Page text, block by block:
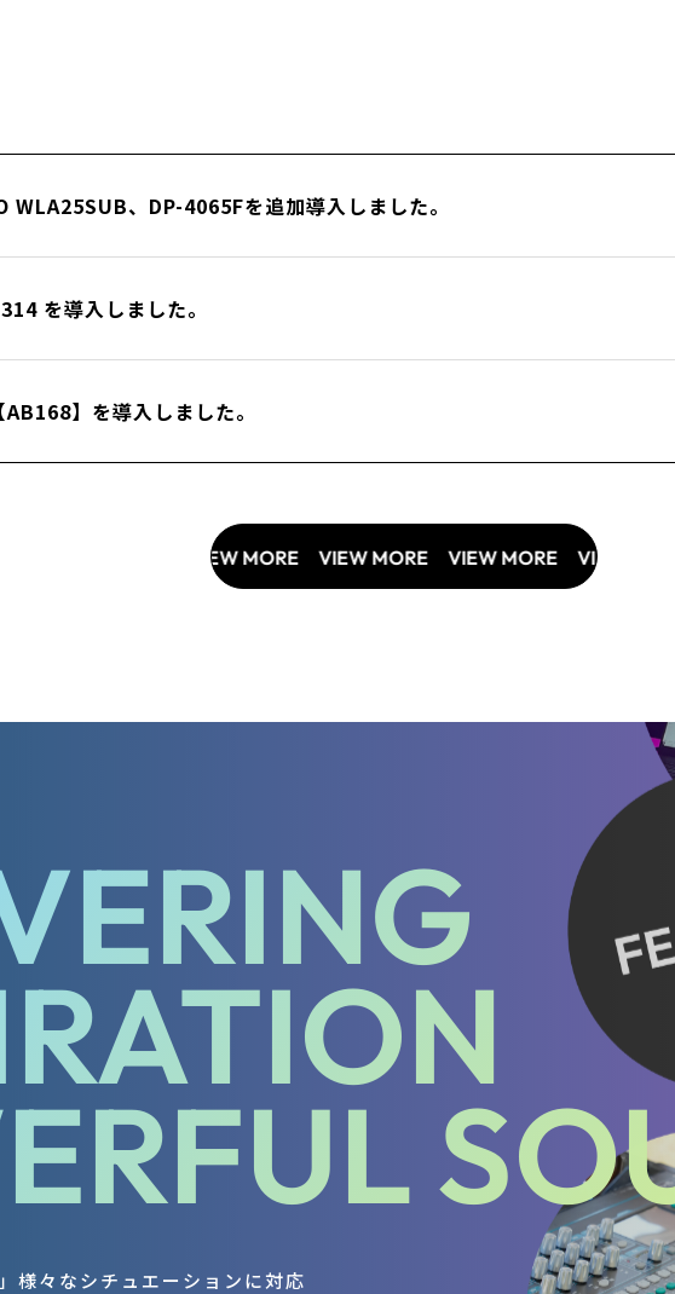
、DP-4065Fを追加導入しました。
を導入しました。
】を導入しました。
VIEW MORE VIEW MORE VIEW MORE VIEW MORE
様々なシチュエーションに対応